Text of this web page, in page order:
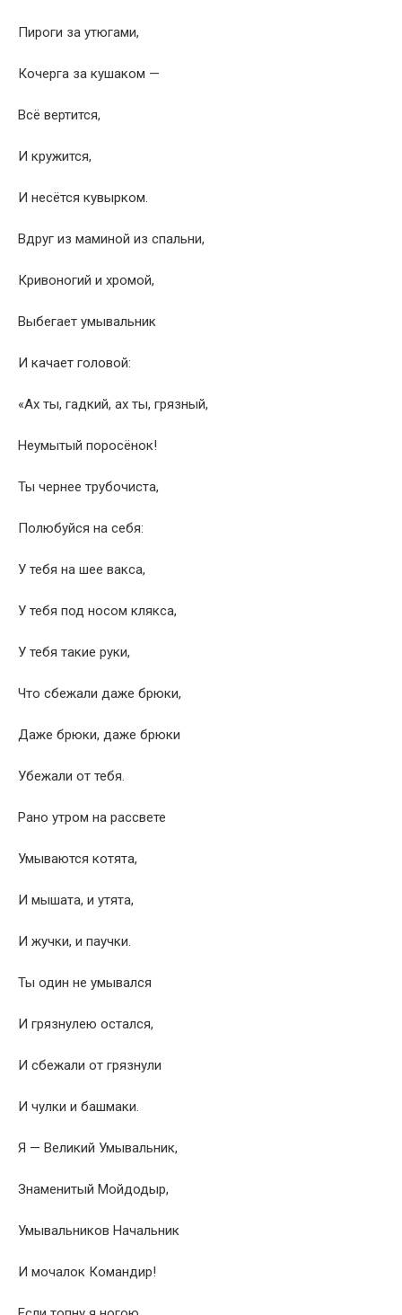
Пироги за утюгами,
Кочерга за кушаком —
Всё вертится,
И кружится,
И несётся кувырком.
Вдруг из маминой из спальни,
Кривоногий и хромой,
Выбегает умывальник
И качает головой:
«Ах ты, гадкий, ах ты, грязный,
Неумытый поросёнок!
Ты чернее трубочиста,
Полюбуйся на себя:
У тебя на шее вакса,
У тебя под носом клякса,
У тебя такие руки,
Что сбежали даже брюки,
Даже брюки, даже брюки
Убежали от тебя.
Рано утром на рассвете
Умываются котята,
И мышата, и утята,
И жучки, и паучки.
Ты один не умывался
И грязнулею остался,
И сбежали от грязнули
И чулки и башмаки.
Я — Великий Умывальник,
Знаменитый Мойдодыр,
Умывальников Начальник
И мочалок Командир!